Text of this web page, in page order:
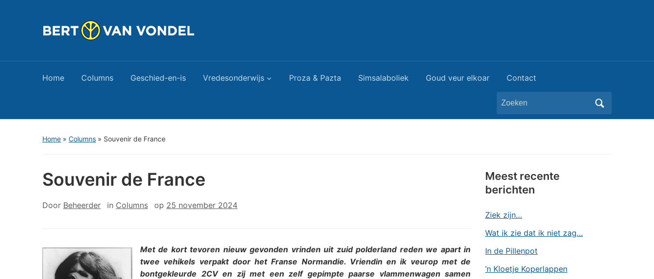
Home Columns Geschied-en-is Vredesonderwijs Proza & Pazta Simsalaboliek Goud veur elkoar Contact
Zoeken
naar:
Home » Columns » Souvenir de France
Souvenir de France
Door Beheerder in Columns op 25 november 2024
Met de kort tevoren nieuw gevonden vrinden uit zuid polderland reden we apart in
twee vehikels verpakt door het Franse Normandie. Vriendin en ik veurop met de
bontgekleurde 2CV en zij met een zelf gepimpte paarse vlammenwagen samen
Meest recente
berichten
Ziek zijn…
Wat ik zie dat ik niet zag…
In de Pillenpot
’n Kloetje Koperlappen